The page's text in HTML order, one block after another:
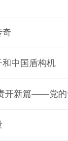
奇
中国盾构机